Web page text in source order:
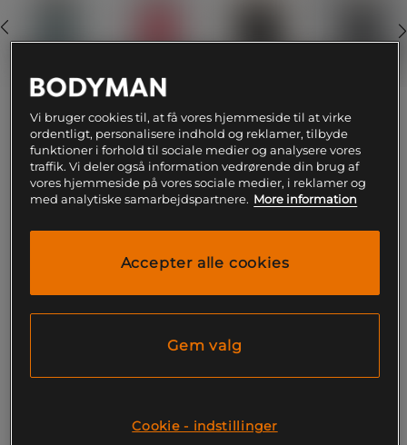
M Ikke på lager
Få notifikation via e-mail
besked når det kommer på lager igen.
Phoebe Pile Jacket – Smart og behagelig jakke fra
Vi bruger cookies til, at få vores hjemmeside til at virke
ordentligt, personalisere indhold og reklamer, tilbyde
funktioner i forhold til sociale medier og analysere vores
traffik. Vi deler også information vedrørende din brug af
vores hjemmeside på vores sociale medier, i reklamer og
med analytiske samarbejdspartnere. More information
Accepter alle cookies
Gem valg
Cookie - indstillinger